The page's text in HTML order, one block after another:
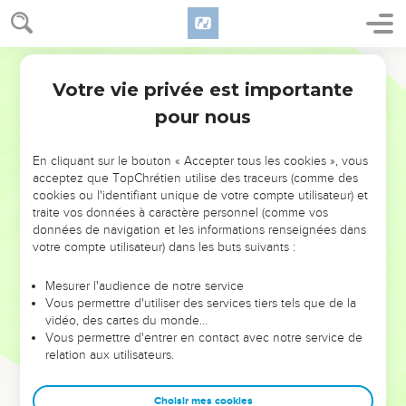
NE MANQUEZ PAS L’ÉVÉNEMENT
DE L’ANNÉE !
ET SI LEURS ERREURS POUVAIENT VOUS ÉVITER LES
VOTRES ?
leur foi ou leur vision. Mais on voit moins les doutes, les erreurs
et les saisons difficiles qu'ils ont traversés, alors même que ce
sont elles qui les ont façonnés.
Dans cette conférence, leaders, entrepreneurs, et responsables
clés pour avancer avec plus de sagesse afin que leurs erreurs
Votre vie privée est importante
pour nous
En cliquant sur le bouton « Accepter tous les cookies », vous
acceptez que TopChrétien utilise des traceurs (comme des
cookies ou l'identifiant unique de votre compte utilisateur) et
traite vos données à caractère personnel (comme vos
données de navigation et les informations renseignées dans
votre compte utilisateur) dans les buts suivants :
Mesurer l'audience de notre service
Vous permettre d'utiliser des services tiers tels que de la
vidéo, des cartes du monde…
Vous permettre d'entrer en contact avec notre service de
relation aux utilisateurs.
Choisir mes cookies